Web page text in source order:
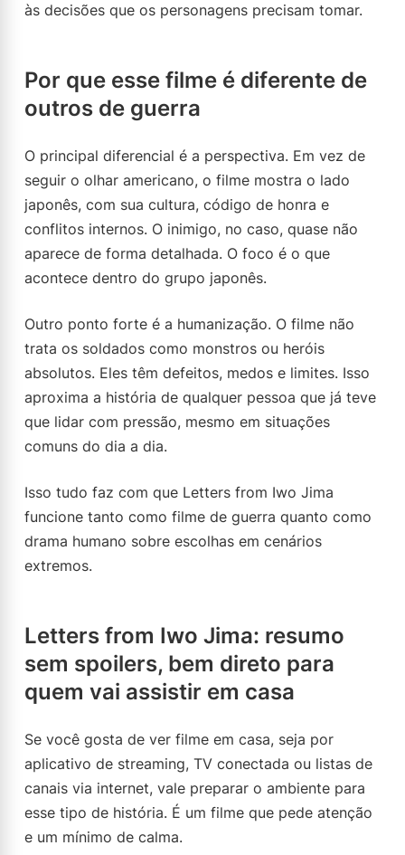
às decisões que os personagens precisam tomar.
Por que esse filme é diferente de
outros de guerra
O principal diferencial é a perspectiva. Em vez de
seguir o olhar americano, o filme mostra o lado
japonês, com sua cultura, código de honra e
conflitos internos. O inimigo, no caso, quase não
aparece de forma detalhada. O foco é o que
acontece dentro do grupo japonês.
Outro ponto forte é a humanização. O filme não
trata os soldados como monstros ou heróis
absolutos. Eles têm defeitos, medos e limites. Isso
aproxima a história de qualquer pessoa que já teve
que lidar com pressão, mesmo em situações
comuns do dia a dia.
Isso tudo faz com que Letters from Iwo Jima
funcione tanto como filme de guerra quanto como
drama humano sobre escolhas em cenários
extremos.
Letters from Iwo Jima: resumo
sem spoilers, bem direto para
quem vai assistir em casa
Se você gosta de ver filme em casa, seja por
aplicativo de streaming, TV conectada ou listas de
canais via internet, vale preparar o ambiente para
esse tipo de história. É um filme que pede atenção
e um mínimo de calma.